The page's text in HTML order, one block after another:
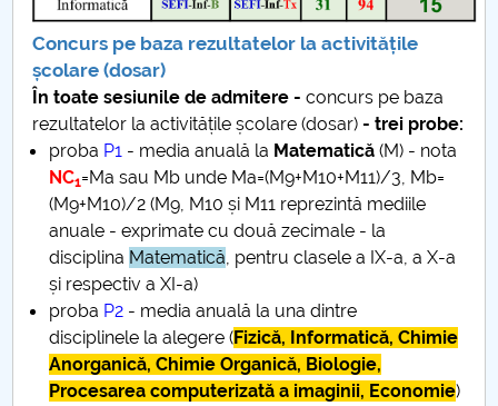
Concurs pe baza rezultatelor la activitățile
școlare (dosar)
În toate sesiunile de admitere -concurs pe baza
rezultatelor la activitățile școlare (dosar) - trei probe:
proba P1 - media anuală la Matematică (M) - nota
NC1=Ma sau Mb unde Ma=(M9+M10+M11)/3, Mb=
(M9+M10)/2 (M9, M10 și M11 reprezintă mediile
anuale - exprimate cu două zecimale - la
disciplina Matematică, pentru clasele a IX-a, a X-a
și respectiv a XI-a)
proba P2 - media anuală la una dintre
disciplinele la alegere (Fizică, Informatică, Chimie
Anorganică, Chimie Organică, Biologie,
Procesarea computerizată a imaginii, Economie)